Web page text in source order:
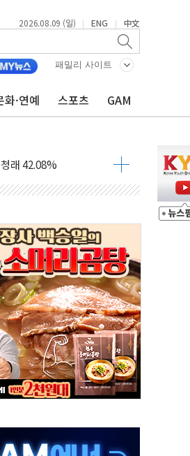
2026.08.09 (일) | ENG | 中文
패밀리 사이트
화·연예 스포츠 GAM
'총력'
해·통제구간 없어
42.08%
래 42.08%
송영길 11.63%
비 이어져
망
개 과제 손본다
로 목소리 내야"
견
경전 고조